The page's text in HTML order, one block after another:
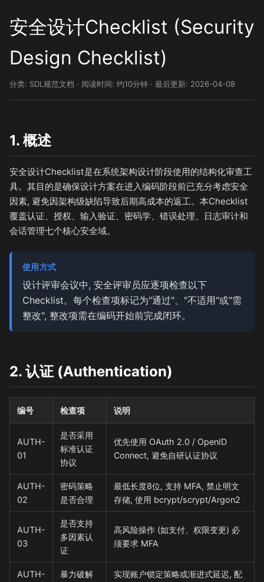
安全设计Checklist (Security
Design Checklist)
分类: SDL规范文档 · 阅读时间: 约10分钟 · 最后更新: 2026-04-08
1. 概述
安全设计Checklist是在系统架构设计阶段使用的结构化审查工
具。其目的是确保设计方案在进入编码阶段前已充分考虑安全
因素, 避免因架构级缺陷导致后期高成本的返工。本Checklist
覆盖认证、授权、输入验证、密码学、错误处理、日志审计和
会话管理七个核心安全域。
使用方式
设计评审会议中, 安全评审员应逐项检查以下
Checklist。每个检查项标记为"通过"、"不适用"或"需
整改", 整改项需在编码开始前完成闭环。
2. 认证 (Authentication)
编号 检查项 说明
AUTH-
01
是否采用
标准认证
协议
优先使用 OAuth 2.0 / OpenID
Connect, 避免自研认证协议
AUTH-
02
密码策略
是否合理
最低长度8位, 支持 MFA, 禁止明文
存储, 使用 bcrypt/scrypt/Argon2
AUTH-
03
是否支持
多因素认
证
高风险操作 (如支付、权限变更) 必
须要求 MFA
AUTH-
暴力破解
实现账户锁定策略或渐进式延迟, 配